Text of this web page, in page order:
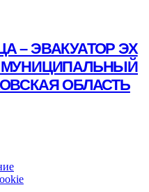
– ЭВАКУАТОР ЭХ
ОБЛАСТЬ